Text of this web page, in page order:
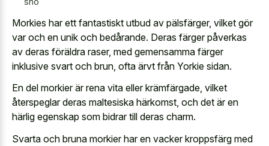
Morkies har ett fantastiskt utbud av pälsfärger, vilket gör
var och en unik och bedårande. Deras färger påverkas
av deras föräldra raser, med gemensamma färger
inklusive svart och brun, ofta ärvt från Yorkie sidan.
En del morkier är rena vita eller krämfärgade, vilket
återspeglar deras maltesiska härkomst, och det är en
härlig egenskap som bidrar till deras charm.
Svarta och bruna morkier har en vacker kroppsfärg med